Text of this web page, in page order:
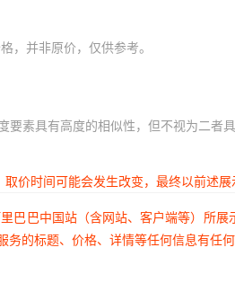
，并非原价，仅供参考。
素具有高度的相似性，但不视为二者
价时间可能会发生改变，最终以前述展
巴巴中国站（含网站、客户端等）所
的标题、价格、详情等任何信息有